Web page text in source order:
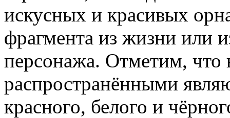
искусных и красивых
фрагмента из жизни или
персонажа. Отметим, что
распространёнными
красного, белого и